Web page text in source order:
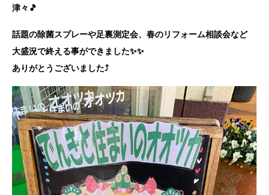
津々🎵
話題の除菌スプレーや足裏測定会、春のリフォーム相談会など
大盛況で終える事ができました✨✨
ありがとうございました⤴️